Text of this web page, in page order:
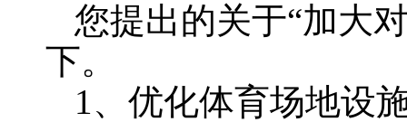
您提出的关于“加大
下。
1、优化体育场地设